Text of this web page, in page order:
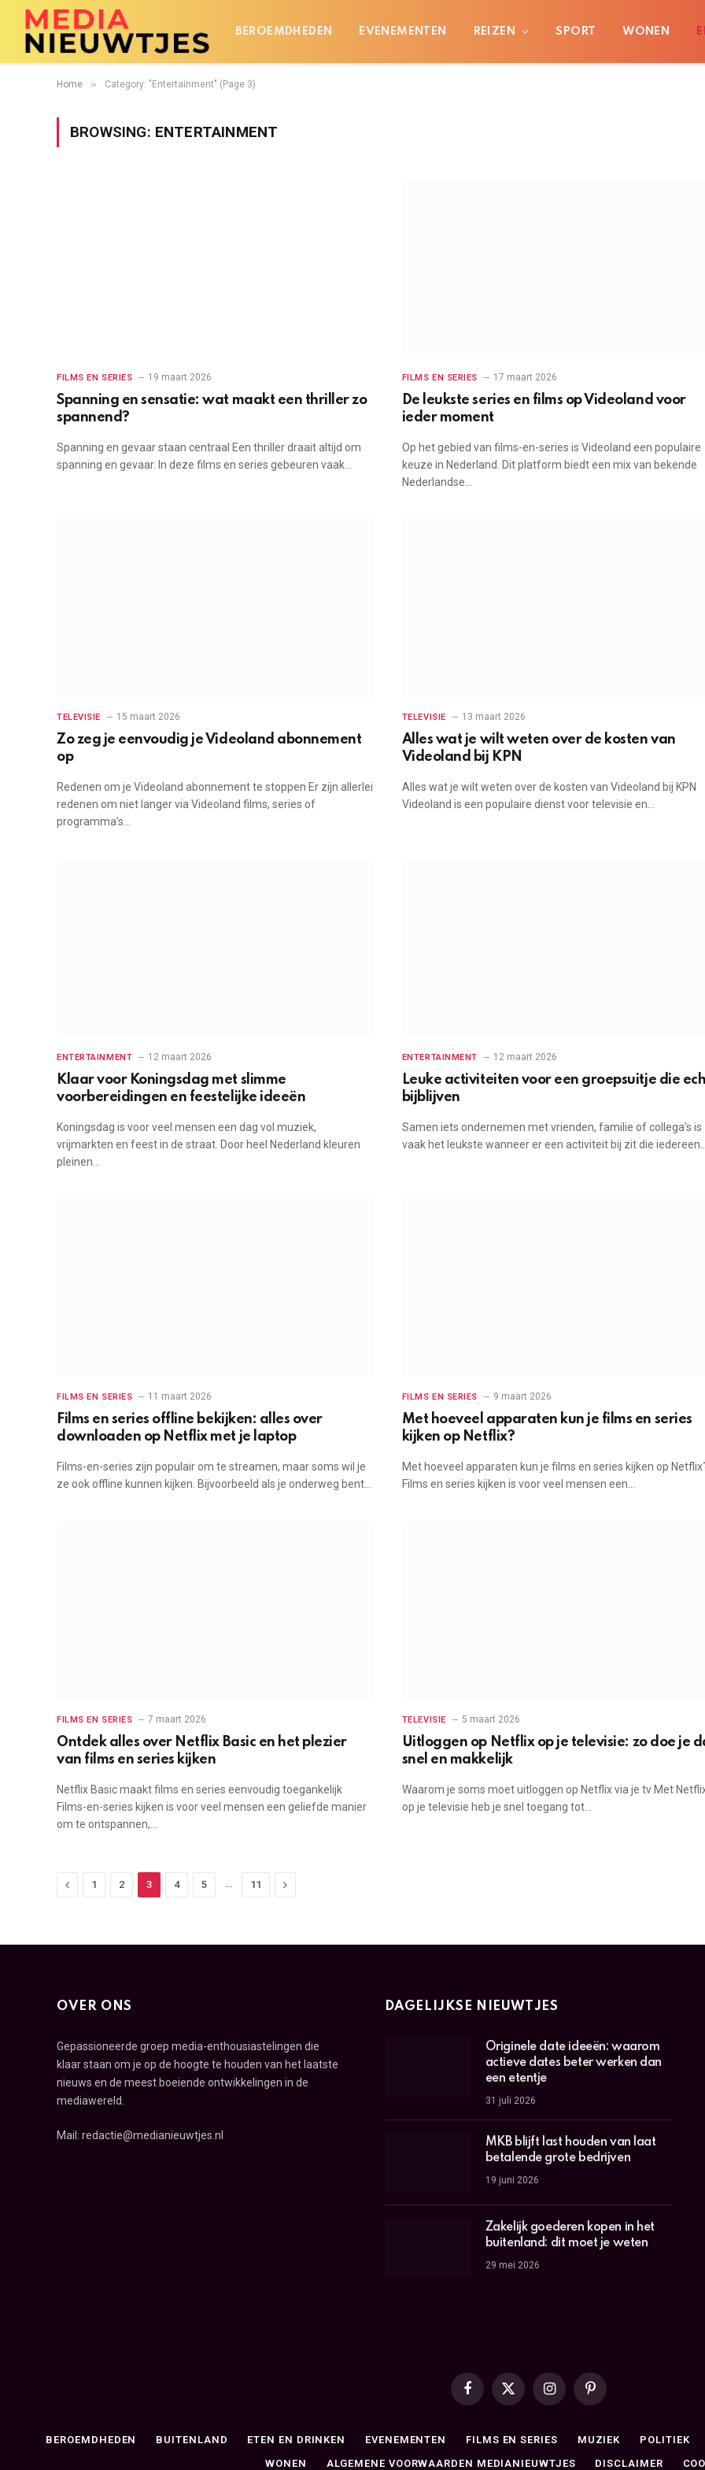
BEROEMDHEDEN EVENEMENTEN REIZEN SPORT WONEN
Home » Category: "Entertainment" (Page 3)
BROWSING: ENTERTAINMENT
FILMS EN SERIES 19 maart 2026
Spanning en sensatie: wat maakt een thriller zo
spannend?
Spanning en gevaar staan centraal Een thriller draait altijd om
spanning en gevaar. In deze films en series gebeuren vaak…
FILMS EN SERIES 17 maart 2026
De leukste series en films op Videoland voor
ieder moment
Op het gebied van films-en-series is Videoland een populaire
keuze in Nederland. Dit platform biedt een mix van bekende
Nederlandse…
TELEVISIE 15 maart 2026
Zo zeg je eenvoudig je Videoland abonnement
op
Redenen om je Videoland abonnement te stoppen Er zijn allerlei
redenen om niet langer via Videoland films, series of
programma’s…
TELEVISIE 13 maart 2026
Alles wat je wilt weten over de kosten van
Videoland bij KPN
Alles wat je wilt weten over de kosten van Videoland bij KPN
Videoland is een populaire dienst voor televisie en…
ENTERTAINMENT 12 maart 2026
Klaar voor Koningsdag met slimme
voorbereidingen en feestelijke ideeën
Koningsdag is voor veel mensen een dag vol muziek,
vrijmarkten en feest in de straat. Door heel Nederland kleuren
pleinen…
ENTERTAINMENT 12 maart 2026
Leuke activiteiten voor een groepsuitje die
bijblijven
Samen iets ondernemen met vrienden, familie of collega’s is
vaak het leukste wanneer er een activiteit bij zit die
FILMS EN SERIES 11 maart 2026
Films en series offline bekijken: alles over
downloaden op Netflix met je laptop
Films-en-series zijn populair om te streamen, maar soms wil je
ze ook offline kunnen kijken. Bijvoorbeeld als je onderweg bent…
FILMS EN SERIES 9 maart 2026
Met hoeveel apparaten kun je films en series
kijken op Netflix?
Met hoeveel apparaten kun je films en series kijken op
Films en series kijken is voor veel mensen een…
FILMS EN SERIES 7 maart 2026
Ontdek alles over Netflix Basic en het plezier
van films en series kijken
Netflix Basic maakt films en series eenvoudig toegankelijk
Films-en-series kijken is voor veel mensen een geliefde manier
om te ontspannen,…
TELEVISIE 5 maart 2026
Uitloggen op Netflix op je televisie: zo doe je
snel en makkelijk
Waarom je soms moet uitloggen op Netflix via je tv Met
op je televisie heb je snel toegang tot…
Previous
1 2 3 4 5 11 Next
OVER ONS
Gepassioneerde groep media-enthousiastelingen die
klaar staan om je op de hoogte te houden van het laatste
nieuws en de meest boeiende ontwikkelingen in de
mediawereld.
Mail: redactie@medianieuwtjes.nl
DAGELIJKSE NIEUWTJES
Originele date ideeën: waarom
actieve dates beter werken dan
een etentje
31 juli 2026
MKB blijft last houden van laat
betalende grote bedrijven
19 juni 2026
Zakelijk goederen kopen in het
buitenland: dit moet je weten
29 mei 2026
Facebook
X
InstagramPinterest
BEROEMDHEDEN BUITENLAND ETEN EN DRINKEN EVENEMENTEN FILMS EN SERIES MUZIEK
POLITIEK
WONEN
ALGEMENE VOORWAARDEN MEDIANIEUWTJES DISCLAIMER